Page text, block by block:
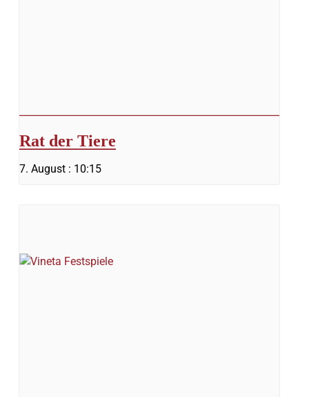
Rat der Tiere
7. August : 10:15